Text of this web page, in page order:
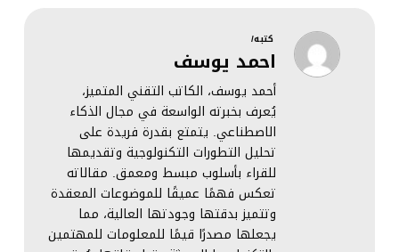
قلب
استراتيجيتها
الجديدة
وتستهدف عام
2026 لإطلاق
خدمات القيادة
الذاتية
الدفاعية في
أفريقيا
كتبه/
احمد يوسف
أحمد يوسف، الكاتب التقني المتميز،
يُعرف بخبرته الواسعة في مجال الذكاء
الاصطناعي. يتمتع بقدرة فريدة على
تحليل التطورات التكنولوجية وتقديمها
للقراء بأسلوب مبسط ومعمق. مقالاته
تعكس فهمًا عميقًا للموضوعات المعقدة
وتتميز بدقتها وجودتها العالية، مما
يجعلها مصدرًا قيمًا للمعلومات للمهتمين